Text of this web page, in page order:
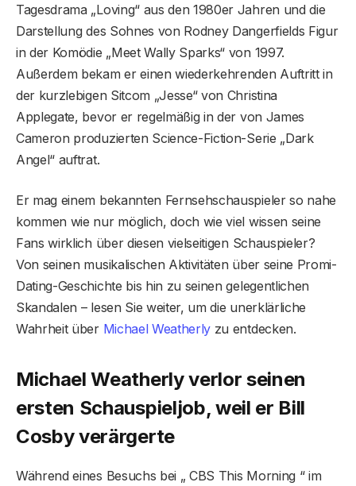
Tagesdrama „Loving“ aus den 1980er Jahren und die
Darstellung des Sohnes von Rodney Dangerfields Figur
in der Komödie „Meet Wally Sparks“ von 1997.
Außerdem bekam er einen wiederkehrenden Auftritt in
der kurzlebigen Sitcom „Jesse“ von Christina
Applegate, bevor er regelmäßig in der von James
Cameron produzierten Science-Fiction-Serie „Dark
Angel“ auftrat.
Er mag einem bekannten Fernsehschauspieler so nahe
kommen wie nur möglich, doch wie viel wissen seine
Fans wirklich über diesen vielseitigen Schauspieler?
Von seinen musikalischen Aktivitäten über seine Promi-
Dating-Geschichte bis hin zu seinen gelegentlichen
Skandalen – lesen Sie weiter, um die unerklärliche
Wahrheit über Michael Weatherly zu entdecken.
Michael Weatherly verlor seinen
ersten Schauspieljob, weil er Bill
Cosby verärgerte
Während eines Besuchs bei „ CBS This Morning “ im